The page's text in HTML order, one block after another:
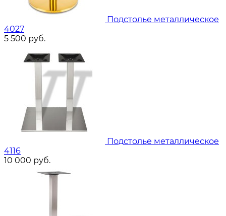
Подстолье металлическое
4027
5 500 руб.
Подстолье металлическое
4116
10 000 руб.